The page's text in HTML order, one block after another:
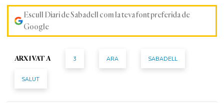
Escull Diari de Sabadell com la teva font preferida de
Google
ARXIVAT A 3 ARA SABADELL
SALUT